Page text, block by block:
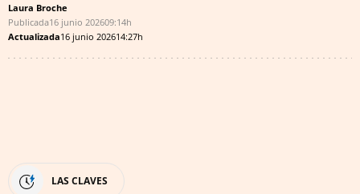
Laura Broche
Publicada16 junio 202609:14h
Actualizada16 junio 202614:27h
LAS CLAVES